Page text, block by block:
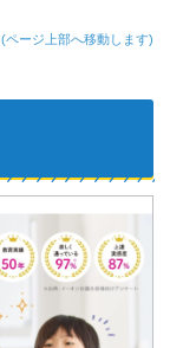
(ページ上部へ移動します)